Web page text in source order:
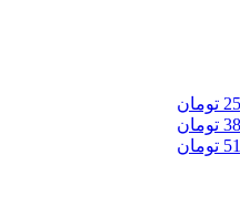
تومان
تومان
تومان